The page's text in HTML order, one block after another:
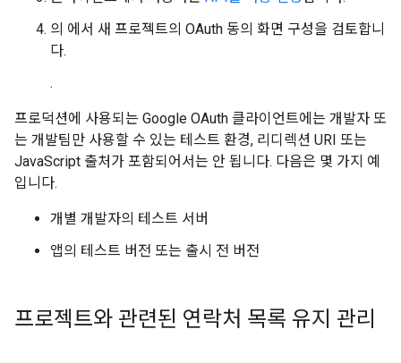
의 에서 새 프로젝트의 OAuth 동의 화면 구성을 검토합니
다.
.
프로덕션에 사용되는 Google OAuth 클라이언트에는 개발자 또
는 개발팀만 사용할 수 있는 테스트 환경, 리디렉션 URI 또는
JavaScript 출처가 포함되어서는 안 됩니다. 다음은 몇 가지 예
입니다.
개별 개발자의 테스트 서버
앱의 테스트 버전 또는 출시 전 버전
프로젝트와 관련된 연락처 목록 유지 관리